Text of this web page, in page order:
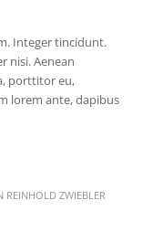
Integer tincidunt.
nisi. Aenean
porttitor eu,
lorem ante, dapibus
REINHOLD ZWIEBLER